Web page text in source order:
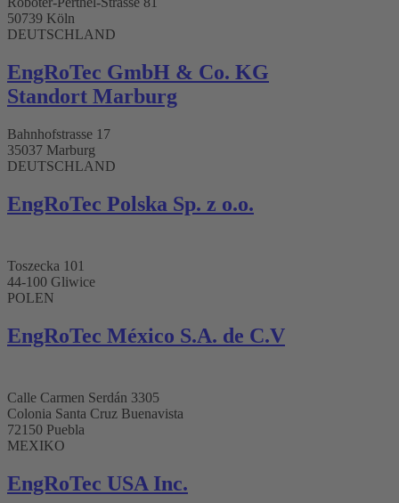
50739 Köln
DEUTSCHLAND
EngRoTec GmbH & Co. KG
Standort Marburg
Bahnhofstrasse 17
35037 Marburg
DEUTSCHLAND
EngRoTec Polska Sp. z o.o.
Toszecka 101
44-100 Gliwice
POLEN
EngRoTec México S.A. de C.V
Calle Carmen Serdán 3305
Colonia Santa Cruz Buenavista
72150 Puebla
MEXIKO
EngRoTec USA Inc.